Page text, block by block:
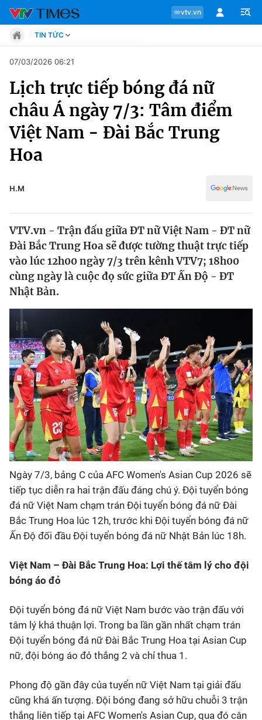
vtv.vn
Chuyên mục
Tin tức
Move
Phong cách
Sự kiện
Bóng đá
Thể thao Điện tử
Các môn khác
VIDEO
Bên lề
TIN TỨC
Move
Phong cách
Chân dung
Sự kiện
Bóng đá
Các môn khác
07/03/2026 06:21
Lịch trực tiếp bóng đá nữ
châu Á ngày 7/3: Tâm điểm
Việt Nam - Đài Bắc Trung
Hoa
H.M
VTV.vn - Trận đấu giữa ĐT nữ Việt Nam - ĐT nữ
Đài Bắc Trung Hoa sẽ được tường thuật trực tiếp
vào lúc 12h00 ngày 7/3 trên kênh VTV7; 18h00
cùng ngày là cuộc đọ sức giữa ĐT Ấn Độ - ĐT
Nhật Bản.
Ngày 7/3, bảng C của AFC Women's Asian Cup 2026 sẽ
tiếp tục diễn ra hai trận đấu đáng chú ý. Đội tuyển bóng
đá nữ Việt Nam chạm trán Đội tuyển bóng đá nữ Đài
Bắc Trung Hoa lúc 12h, trước khi Đội tuyển bóng đá nữ
Ấn Độ đối đầu Đội tuyển bóng đá nữ Nhật Bản lúc 18h.
Việt Nam – Đài Bắc Trung Hoa: Lợi thế tâm lý cho đội
bóng áo đỏ
Đội tuyển bóng đá nữ Việt Nam bước vào trận đấu với
tâm lý khá thuận lợi. Trong ba lần gần nhất chạm trán
Đội tuyển bóng đá nữ Đài Bắc Trung Hoa tại Asian Cup
nữ, đội bóng áo đỏ thắng 2 và chỉ thua 1.
Phong độ gần đây của tuyển nữ Việt Nam tại giải đấu
cũng khá ấn tượng. Đội bóng đang sở hữu chuỗi 3 trận
thắng liên tiếp tại AFC Women's Asian Cup, qua đó cân